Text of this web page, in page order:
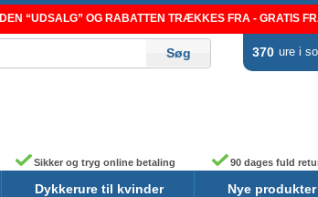
“UDSALG” OG RABATTEN TRÆKKES FRA - GRATIS
370 ure i
Sikker og tryg online betaling 90 dages fuld
Dykkerure til kvinder Nye produkter